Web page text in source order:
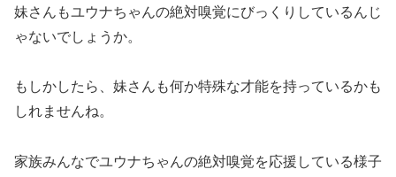
妹さんもユウナちゃんの絶対嗅覚にびっくりしているんじ
ゃないでしょうか。
もしかしたら、妹さんも何か特殊な才能を持っているかも
しれませんね。
家族みんなでユウナちゃんの絶対嗅覚を応援している様子